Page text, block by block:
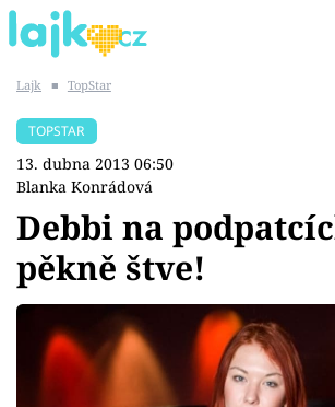
SHOPAHOLICADEL
Témata
Showbyznys
Youtubeři
Lajk ■ TopStar
TOPSTAR
13. dubna 2013 06:50
Blanka Konrádová
Debbi na
pěkně štve!